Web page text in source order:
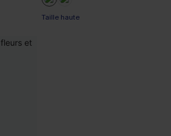
Taille haute